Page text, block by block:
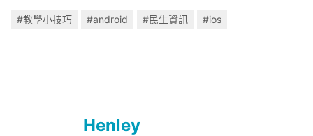
#教學小技巧 #android #民生資訊 #ios
Henley